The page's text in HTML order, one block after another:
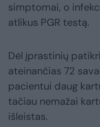
simptomai, o
atlikus PGR testą.
Dėl įprastinių
ateinančias 72
pacientui daug
tačiau nemažai
išleistas.